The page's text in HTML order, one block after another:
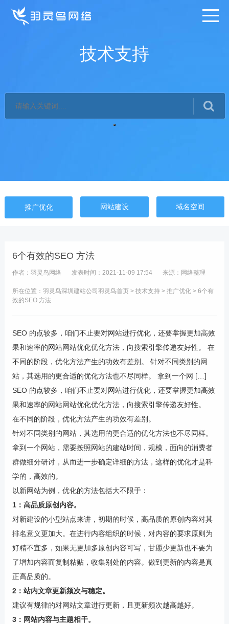
技术支持
推广优化 网站建设 域名空间
6个有效的SEO 方法
作者：羽灵鸟网络 发表时间：2021-11-09 17:54 来源：网络整理
所在位置：羽灵鸟深圳建站公司 羽灵鸟首页> 技术支持> 推广优化> 6个有
效的SEO 方法
SEO 的点较多，咱们不止要对网站进行优化，还要掌握更加高效
果和速率的网站网站优化优化方法，向搜索引擎传递友好性。 在
不同的阶段，优化方法产生的功效有差别。 针对不同类别的网
站，其选用的更合适的优化方法也不尽同样。 拿到一个网 […]
SEO 的点较多，咱们不止要对网站进行优化，还要掌握更加高效
果和速率的网站网站优化优化方法，向搜索引擎传递友好性。
在不同的阶段，优化方法产生的功效有差别。
针对不同类别的网站，其选用的更合适的优化方法也不尽同样。
拿到一个网站，需要按照网站的建站时间，规模，面向的消费者
群做细分研讨，从而进一步确定详细的方法，这样的优化才是科
学的，高效的。
以新网站为例，优化的方法包括大不限于：
1：高品质原创内容。
对新建设的小型站点来讲，初期的时候，高品质的原创内容对其
排名意义更加大。在进行内容组织的时候，对内容的要求原则为
好精不宜多，如果无更加多原创内容可写，甘愿少更新也不要为
了增加内容而复制粘贴，收集别处的内容。做到更新的内容是真
正高品质的。
2：站内文章更新频次与稳定。
建议有规律的对网站文章进行更新，且更新频次越高越好。
3：网站内容与主题相干。